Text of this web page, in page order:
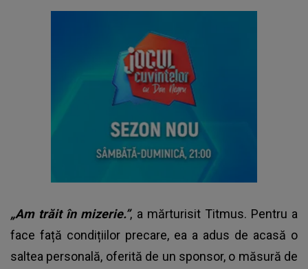
„Am trăit în mizerie.”, a mărturisit Titmus. Pentru a
face față condițiilor precare, ea a adus de acasă o
saltea personală, oferită de un sponsor, o măsură de